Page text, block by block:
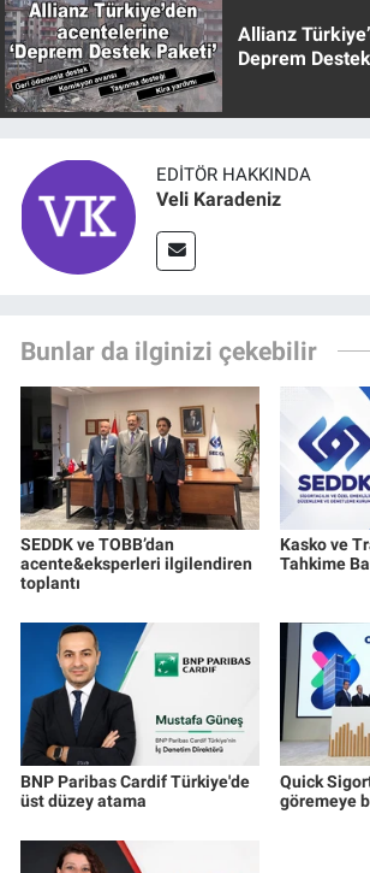
Allianz
Deprem
EDITÖR HAKKINDA
Veli Karadeniz
Bunlar da ilginizi çekebilir
SEDDK ve TOBB’dan
acente&eksperleri ilgilendiren
toplantı
Kasko ve
Tahkime
BNP Paribas Cardif Türkiye'de
üst düzey atama
Quick
göremeye